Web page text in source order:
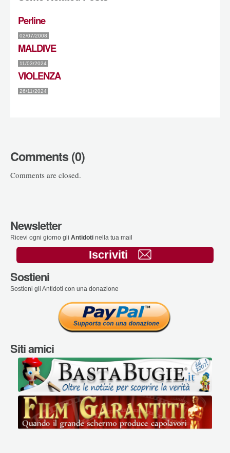
Perline
02/07/2008
MALDIVE
11/03/2024
VIOLENZA
26/11/2024
Comments (0)
Comments are closed.
Newsletter
Ricevi ogni giorno gli Antidoti nella tua mail
Iscriviti
Sostieni
Sostieni gli Antidoti con una donazione
Siti amici